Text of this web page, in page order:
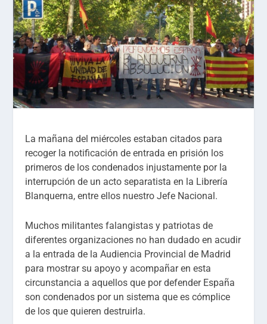
La mañana del miércoles estaban citados para
recoger la notificación de entrada en prisión los
primeros de los condenados injustamente por la
interrupción de un acto separatista en la Librería
Blanquerna, entre ellos nuestro Jefe Nacional.
Muchos militantes falangistas y patriotas de
diferentes organizaciones no han dudado en acudir
a la entrada de la Audiencia Provincial de Madrid
para mostrar su apoyo y acompañar en esta
circunstancia a aquellos que por defender España
son condenados por un sistema que es cómplice
de los que quieren destruirla.